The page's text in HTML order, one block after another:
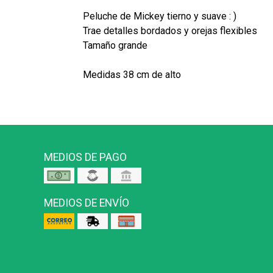
Peluche de Mickey tierno y suave : )
Trae detalles bordados y orejas flexibles
Tamaño grande
Medidas 38 cm de alto
MEDIOS DE PAGO
MEDIOS DE ENVÍO